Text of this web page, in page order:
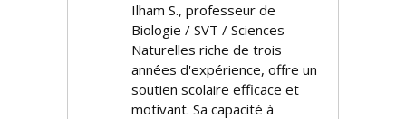
Ilham S., professeur de
Biologie / SVT / Sciences
Naturelles riche de trois
années d'expérience, offre un
soutien scolaire efficace et
motivant. Sa capacité à